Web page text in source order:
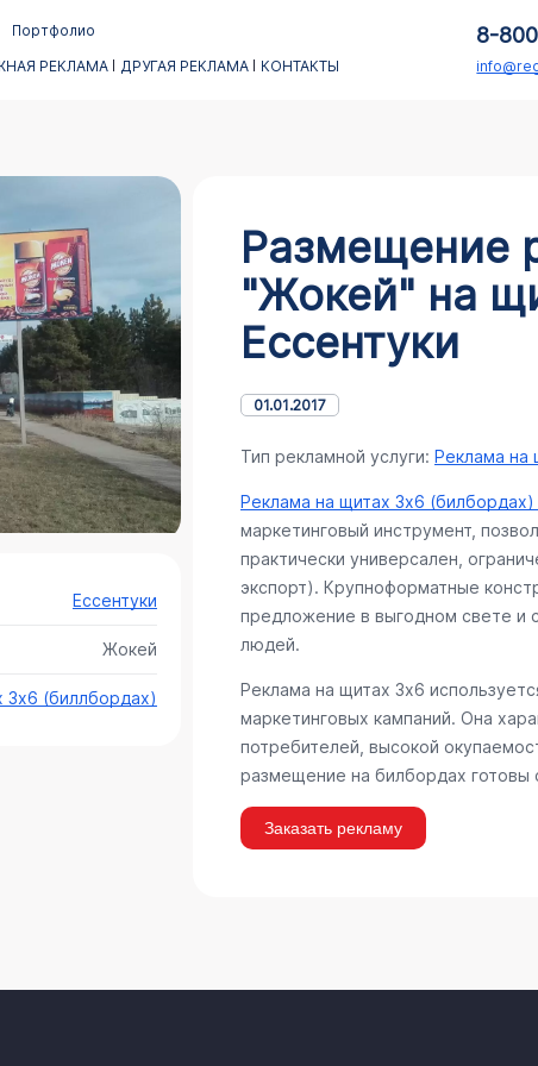
Портфолио
РЕКЛАМА ДРУГАЯ РЕКЛАМА КОНТАКТЫ
8-
Ессентуки
Жокей
3х6 (биллбордах)
Размещение
"Жокей" на
Ессентуки
01.01.2017
Тип рекламной услуги: Реклама на
Реклама на щитах 3х6 (билбордах)
маркетинговый инструмент,
практически универсален,
экспорт). Крупноформатные
предложение в выгодном свете и
людей.
Реклама на щитах 3х6
маркетинговых кампаний. Она
потребителей, высокой
размещение на билбордах готовы
Заказать рекламу